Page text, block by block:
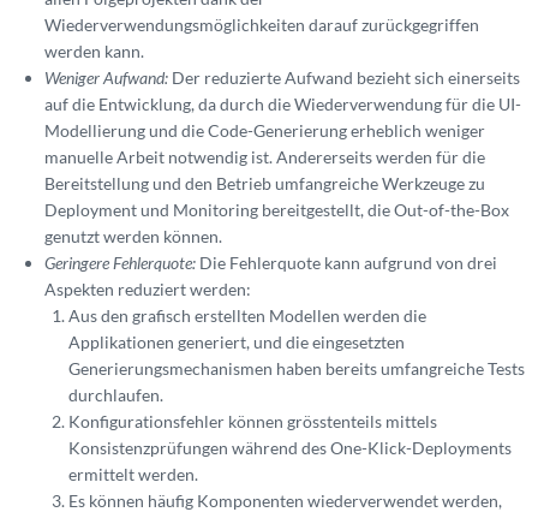
Wiederverwendungsmöglichkeiten darauf zurückgegriffen
werden kann.
Weniger Aufwand: Der reduzierte Aufwand bezieht sich einerseits
auf die Entwicklung, da durch die Wiederverwendung für die UI-
Modellierung und die Code-Generierung erheblich weniger
manuelle Arbeit notwendig ist. Andererseits werden für die
Bereitstellung und den Betrieb umfangreiche Werkzeuge zu
Deployment und Monitoring bereitgestellt, die Out-of-the-Box
genutzt werden können.
Geringere Fehlerquote: Die Fehlerquote kann aufgrund von drei
Aspekten reduziert werden:
Aus den grafisch erstellten Modellen werden die
Applikationen generiert, und die eingesetzten
Generierungsmechanismen haben bereits umfangreiche Tests
durchlaufen.
Konfigurationsfehler können grösstenteils mittels
Konsistenzprüfungen während des One-Klick-Deployments
ermittelt werden.
Es können häufig Komponenten wiederverwendet werden,